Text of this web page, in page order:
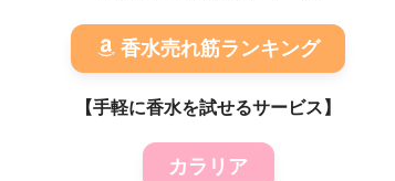
香水売れ筋ランキング
【手軽に香水を試せるサービス】
カラリア